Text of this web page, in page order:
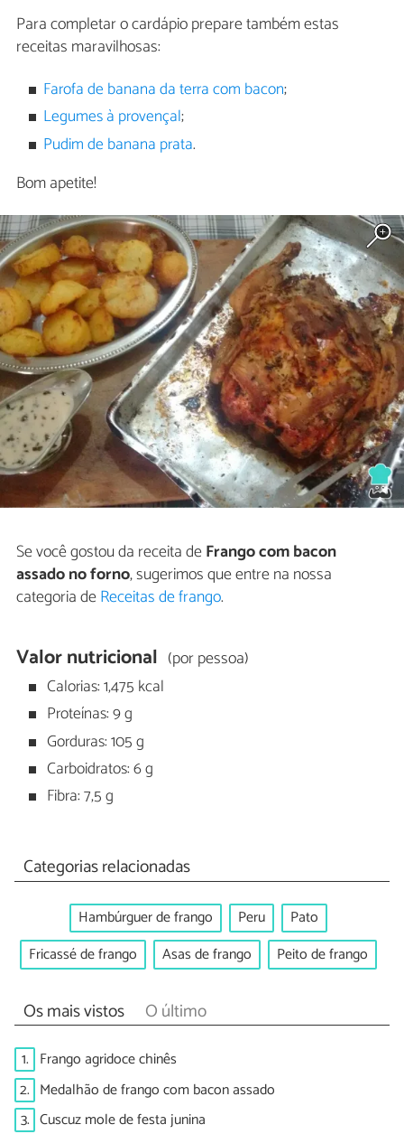
Para completar o cardápio prepare também estas
receitas maravilhosas:
Farofa de banana da terra com bacon;
Legumes à provençal;
Pudim de banana prata.
Bom apetite!
Se você gostou da receita deFrango com bacon
assado no forno, sugerimos que entre na nossa
categoria deReceitas de frango.
Valor nutricional (por pessoa)
Calorias: 1,475 kcal
Proteínas: 9 g
Gorduras: 105 g
Carboidratos: 6 g
Fibra: 7,5 g
Categorias relacionadas
Hambúrguer de frango Peru
Pato
Fricassé de frango
Asas de frango Peito de frango
Os mais vistos O último
1. Frango agridoce chinês
2. Medalhão de frango com bacon assado
3. Cuscuz mole de festa junina